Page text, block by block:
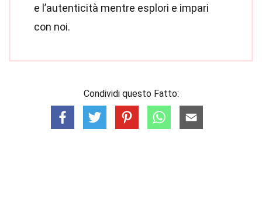
e l’autenticità mentre esplori e impari
con noi.
Condividi questo Fatto: